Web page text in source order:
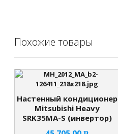
Похожие товары
Настенный кондиционер
Mitsubishi Heavy
SRK35MA-S (инвертор)